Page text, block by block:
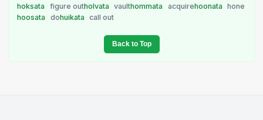
hoksata
figure outholvata vaulthommata acquirehoonata
hone
hoosata
dohuikata call out
Back to Top